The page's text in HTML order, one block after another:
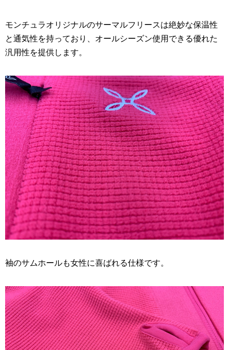
モンチュラオリジナルのサーマルフリースは絶妙な保温性
と通気性を持っており、オールシーズン使用できる優れた
汎用性を提供します。
袖のサムホールも女性に喜ばれる仕様です。